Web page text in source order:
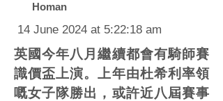
Homan
14 June 2024 at 5:22:18 am
英國今年八月繼續都會有騎師賽
識價盃上演。上年由杜希利率領
嘅女子隊勝出，或許近八屆賽事